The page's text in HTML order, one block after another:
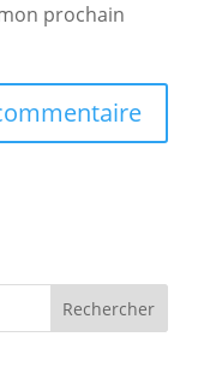
prochain
Rechercher